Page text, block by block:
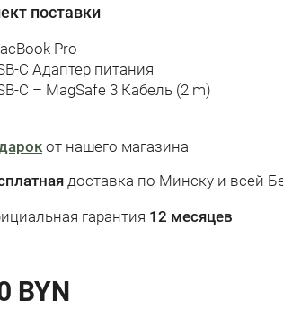
поставки
Pro
C Адаптер питания
C – MagSafe 3 Кабель (2 m)
от нашего магазина
доставка по Минску и всей
гарантия 12 месяцев
BYN